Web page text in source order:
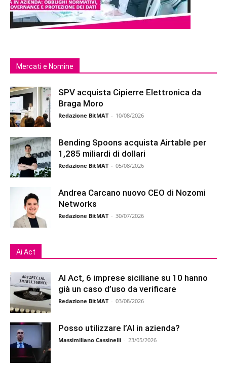
Mercati e Nomine
SPV acquista Cipierre Elettronica da
Braga Moro
Redazione BitMAT - 10/08/2026
Bending Spoons acquista Airtable per
1,285 miliardi di dollari
Redazione BitMAT - 05/08/2026
Andrea Carcano nuovo CEO di Nozomi
Networks
Redazione BitMAT - 30/07/2026
Ai Act
AI Act, 6 imprese siciliane su 10 hanno
già un caso d’uso da verificare
Redazione BitMAT - 03/08/2026
Posso utilizzare l’AI in azienda?
Massimiliano Cassinelli - 23/05/2026